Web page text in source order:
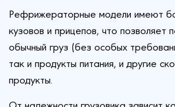
Рефрижераторные модели имеют
кузовов и прицепов, что позволяет
обычный груз (без особых
так и продукты питания, и другие
продукты.